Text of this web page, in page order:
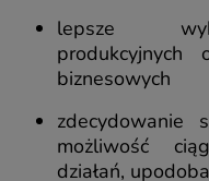
lepsze
produkcyjnych
biznesowych
zdecydowanie
możliwość
działań,